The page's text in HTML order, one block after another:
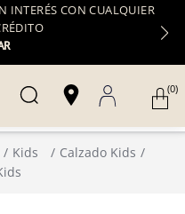
INTERÉS CON CUALQUIER
(0)
Kids
Calzado Kids